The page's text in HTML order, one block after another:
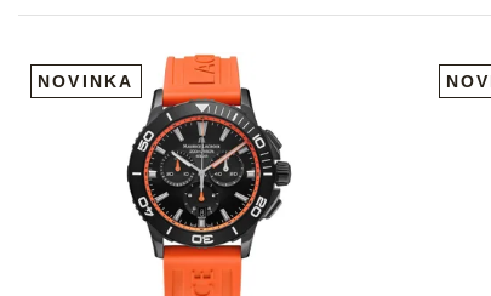
ý
pNOVINKA